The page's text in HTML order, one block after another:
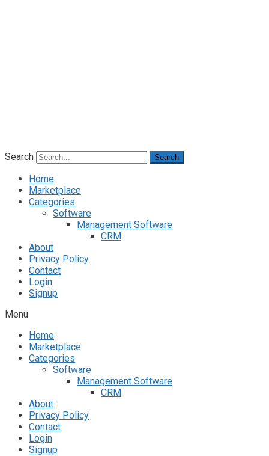
Search Search
Home
Marketplace
Categories
Software
Management Software
CRM
About
Privacy Policy
Contact
Login
Signup
Menu
Home
Marketplace
Categories
Software
Management Software
CRM
About
Privacy Policy
Contact
Login
Signup